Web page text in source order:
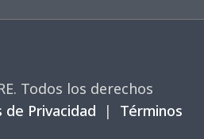
Todos los derechos
de Privacidad |
Términos